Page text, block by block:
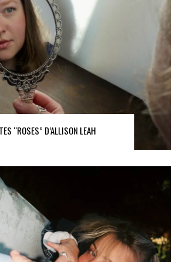
“ROSES” D’ALLISON LEAH